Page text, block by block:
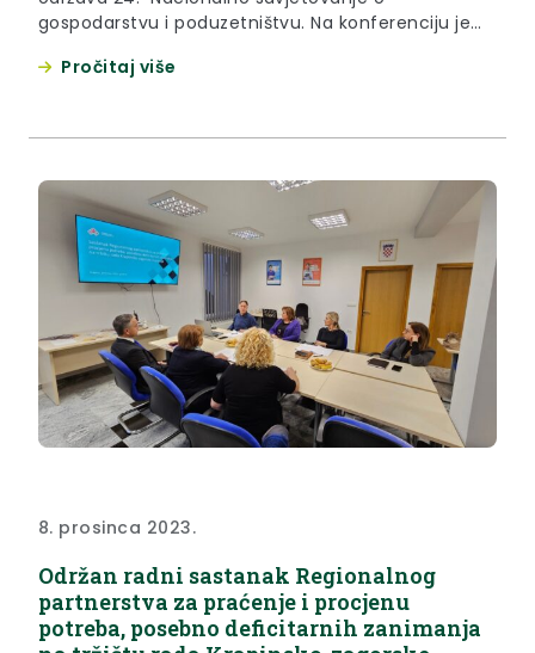
gospodarstvu i poduzetništvu. Na konferenciju je
županije Željko Kolarkoji je zahvalio Ministarstvu
Pročitaj više
8. prosinca 2023.
Održan radni sastanak Regionalnog
partnerstva za praćenje i procjenu
potreba, posebno deficitarnih zanimanja